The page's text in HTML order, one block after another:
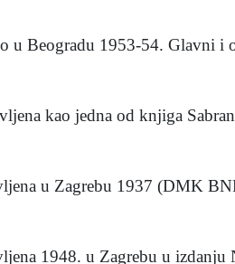
u Beogradu 1953-54. Glavni
kao jedna od knjiga
u Zagrebu 1937 (DMK
1948. u Zagrebu u izdanju